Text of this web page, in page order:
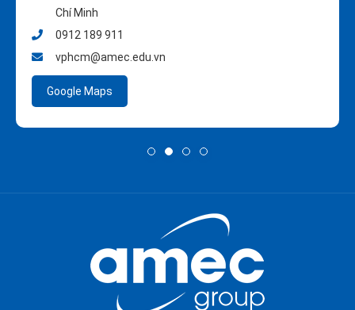
Chí Minh
0912 189 911
vphcm@amec.edu.vn
Google Maps